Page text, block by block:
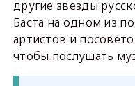
другие звёзды
Баста на одном из
артистов и
чтобы послушать